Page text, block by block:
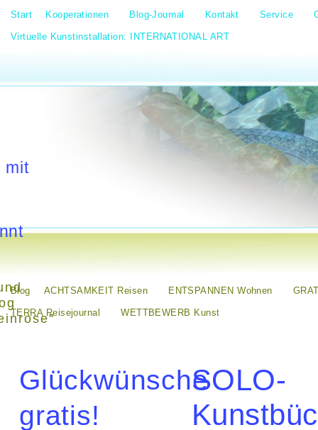
Start Kooperationen Blog-Journal Kontakt Service
Virtuelle Kunstinstallation: INTERNATIONAL ART
mit
Blog ACHTSAMKEIT Reisen ENTSPANNEN Wohnen
TERRA Reisejournal WETTBEWERB Kunst
Glückwünsche
gratis!
SOLO-